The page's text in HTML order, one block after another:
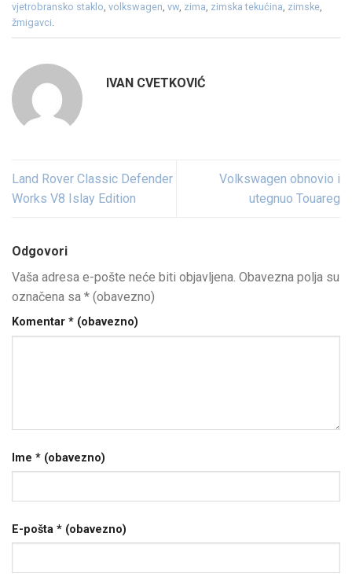
vjetrobransko staklo, volkswagen, vw, zima, zimska tekućina, zimske,
žmigavci.
IVAN CVETKOVIĆ
Land Rover Classic Defender
Works V8 Islay Edition
Volkswagen obnovio i
utegnuo Touareg
Odgovori
Vaša adresa e-pošte neće biti objavljena. Obavezna polja su
označena sa * (obavezno)
Komentar * (obavezno)
Ime * (obavezno)
E-pošta * (obavezno)